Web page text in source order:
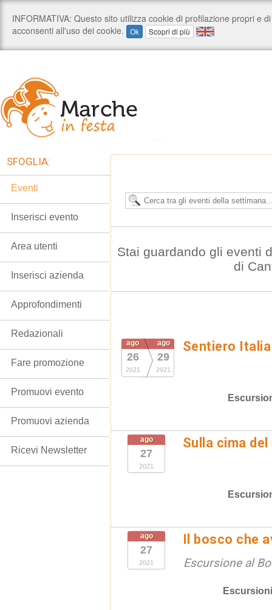
Stai guardando gli eventi
di
ago
26
2021
ago
29
2021
Sentiero
ago
27
2021
Sulla cima
ago
27
2021
Il bosco che
Escursione al
Escursioni
SFOGLIA:
Eventi
Inserisci evento
Area utenti
Inserisci azienda
Approfondimenti
Redazionali
Fare promozione
Promuovi evento
Promuovi azienda
Ricevi Newsletter